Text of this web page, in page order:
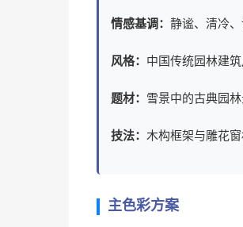
情感基调： 静谧、清冷、
风格： 中国传统园林建
题材： 雪景中的古典园
技法： 木构框架与雕花
主色彩方案